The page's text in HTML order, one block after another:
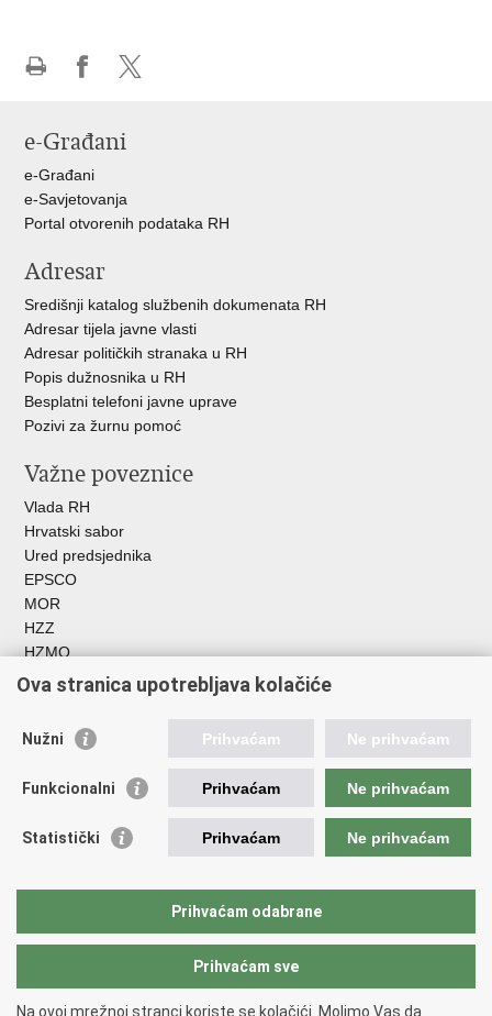
Facebooku
X-
e-Građani
e-Građani
e-Savjetovanja
Portal otvorenih podataka RH
Adresar
Središnji katalog službenih dokumenata RH
Adresar tijela javne vlasti
Adresar političkih stranaka u RH
Popis dužnosnika u RH
Besplatni telefoni javne uprave
Pozivi za žurnu pomoć
Važne poveznice
Vlada RH
Hrvatski sabor
Ured predsjednika
EPSCO
MOR
HZZ
HZMO
REGOS
Hrvatski zavod za socijalni rad
Akademija socijalne skrbi - ASOSK
Obiteljski centar
AORT
FEAD
HR PRES 2020
Copyright © 2026 Ministarstvo rada, mirovinskog sustava, obitelji i
Ova stranica upotrebljava kolačiće
Nužni Prihvaćam Ne prihvaćam
Funkcionalni Prihvaćam Ne prihvaćam
Statistički Prihvaćam Ne prihvaćam
Prihvaćam odabrane
Prihvaćam sve
Na ovoj mrežnoj stranci koriste se kolačići. Molimo Vas da